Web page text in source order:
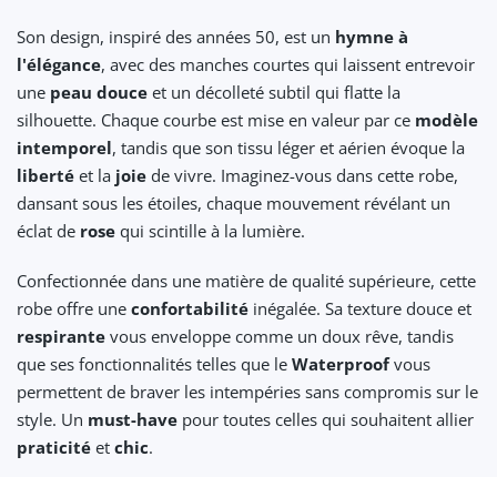
Son design, inspiré des années 50, est un hymne à
l'élégance, avec des manches courtes qui laissent entrevoir
une peau douce et un décolleté subtil qui flatte la
silhouette. Chaque courbe est mise en valeur par ce modèle
intemporel, tandis que son tissu léger et aérien évoque la
liberté et la joie de vivre. Imaginez-vous dans cette robe,
dansant sous les étoiles, chaque mouvement révélant un
éclat de rose qui scintille à la lumière.
Confectionnée dans une matière de qualité supérieure, cette
robe offre une confortabilité inégalée. Sa texture douce et
respirante vous enveloppe comme un doux rêve, tandis
que ses fonctionnalités telles que le Waterproofvous
permettent de braver les intempéries sans compromis sur le
style. Un must-have pour toutes celles qui souhaitent allier
praticité et chic.